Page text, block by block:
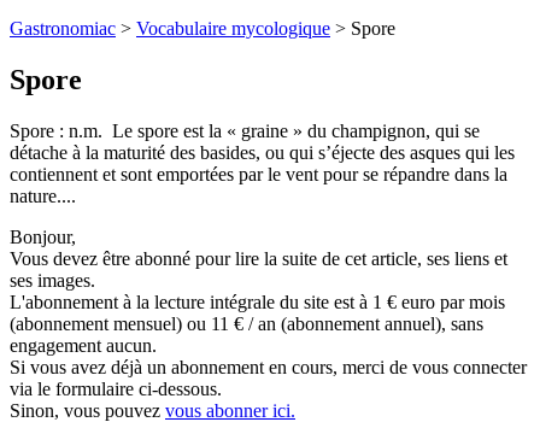
Gastronomiac > Vocabulaire mycologique > Spore
Spore
Spore : n.m. Le spore est la « graine » du champignon, qui se
détache à la maturité des basides, ou qui s’éjecte des asques qui les
contiennent et sont emportées par le vent pour se répandre dans la
nature....
Bonjour,
Vous devez être abonné pour lire la suite de cet article, ses liens et
ses images.
L'abonnement à la lecture intégrale du site est à 1 € euro par mois
(abonnement mensuel) ou 11 € / an (abonnement annuel), sans
engagement aucun.
Si vous avez déjà un abonnement en cours, merci de vous connecter
via le formulaire ci-dessous.
Sinon, vous pouvez vous abonner ici.